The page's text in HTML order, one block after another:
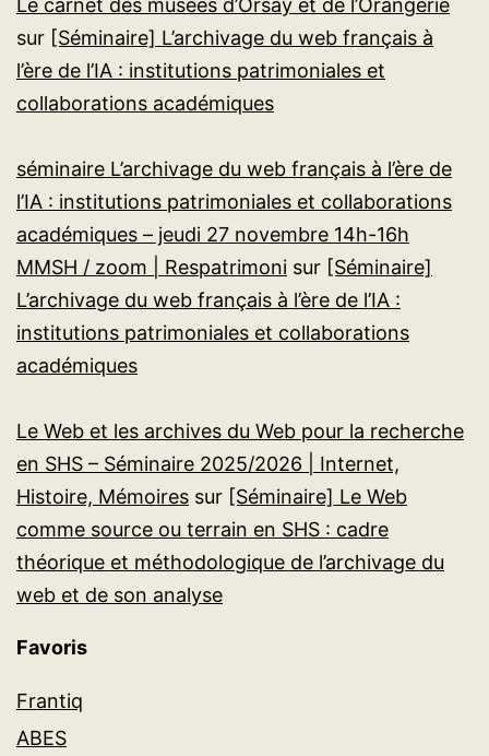
Le carnet des musées d’Orsay et de l’Orangerie
sur [Séminaire] L’archivage du web français à
l’ère de l’IA : institutions patrimoniales et
collaborations académiques
séminaire L’archivage du web français à l’ère de
l’IA : institutions patrimoniales et collaborations
académiques – jeudi 27 novembre 14h-16h
MMSH / zoom | Respatrimoni sur [Séminaire]
L’archivage du web français à l’ère de l’IA :
institutions patrimoniales et collaborations
académiques
Le Web et les archives du Web pour la recherche
en SHS – Séminaire 2025/2026 | Internet,
Histoire, Mémoires sur [Séminaire] Le Web
comme source ou terrain en SHS : cadre
théorique et méthodologique de l’archivage du
web et de son analyse
Favoris
Frantiq
ABES